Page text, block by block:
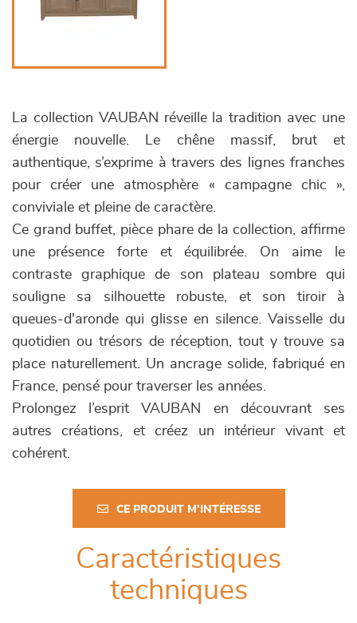
La collection VAUBAN réveille la tradition avec une
énergie nouvelle. Le chêne massif, brut et
authentique, s’exprime à travers des lignes franches
pour créer une atmosphère « campagne chic »,
conviviale et pleine de caractère.
Ce grand buffet, pièce phare de la collection, affirme
une présence forte et équilibrée. On aime le
contraste graphique de son plateau sombre qui
souligne sa silhouette robuste, et son tiroir à
queues-d'aronde qui glisse en silence. Vaisselle du
quotidien ou trésors de réception, tout y trouve sa
place naturellement. Un ancrage solide, fabriqué en
France, pensé pour traverser les années.
Prolongez l’esprit VAUBAN en découvrant ses
autres créations, et créez un intérieur vivant et
cohérent.
CE PRODUIT M'INTÉRESSE
Caractéristiques
techniques